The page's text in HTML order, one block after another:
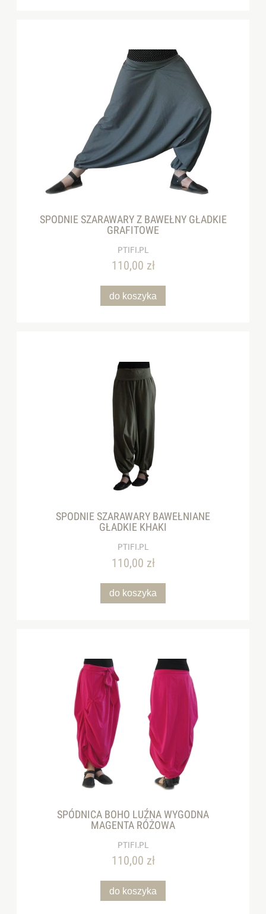
SPODNIE SZARAWARY Z BAWEŁNY GŁADKIE
GRAFITOWE
PTIFI.PL
110,00 zł
do koszyka
SPODNIE SZARAWARY BAWEŁNIANE
GŁADKIE KHAKI
PTIFI.PL
110,00 zł
do koszyka
SPÓDNICA BOHO LUŹNA WYGODNA
MAGENTA RÓŻOWA
PTIFI.PL
110,00 zł
do koszyka